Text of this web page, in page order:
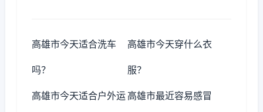
高雄市今天适合洗车
吗？
高雄市今天穿什么衣
服？
高雄市今天适合户外运 高雄市最近容易感冒